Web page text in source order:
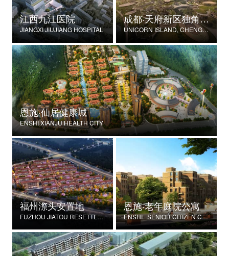
江西九江医院
JIANGXI JIUJIANG HOSPITAL
成都·天府新区独角兽岛
UNICORN ISLAND, CHENGDU TIANFU NEW DISTRICT
恩施·仙居健康城
ENSHI·XIANJU HEALTH CITY
福州漈头安置地
FUZHOU JIATOU RESETTLEMENT SITE
恩施·老年庭院公寓
ENSHI · SENIOR CITIZEN COURTYARD APARTMENT